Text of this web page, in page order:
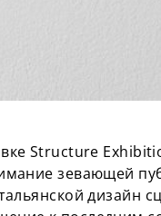
Structure
зевающей
дизайн